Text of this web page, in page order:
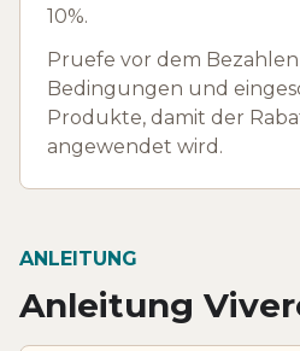
10%.
Pruefe vor dem
Bedingungen und
Produkte, damit der
angewendet wird.
ANLEITUNG
Anleitung